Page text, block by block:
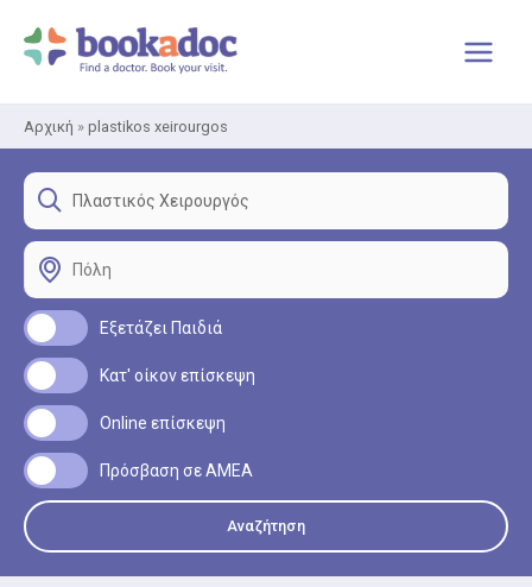
στο
περιεχόμενο
Αρχική » plastikos xeirourgos
Εξετάζει Παιδιά
Κατ' οίκον επίσκεψη
Online επίσκεψη
Πρόσβαση σε ΑΜΕΑ
Αναζήτηση